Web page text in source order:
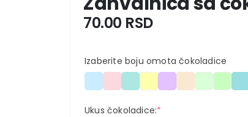
70.00 RSD
Izaberite boju omota čokoladice
Ukus čokoladice:*